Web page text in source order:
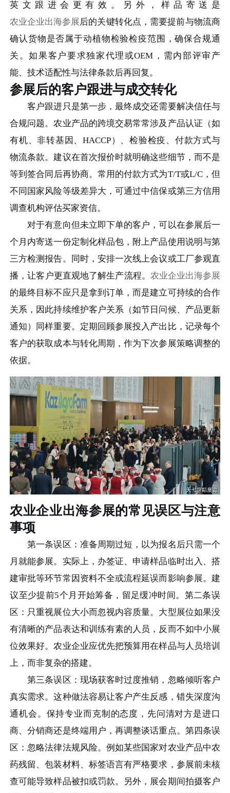
英文跟进会更有效。另外，样品寄送是
农业企业出海参展后的关键转化点，需要提前与物流商
确认货物是否属于动植物检验检疫范围，确保合规通
关。如果客户要求独家代理或OEM，需内部评审产
能、技术适配性与法律条款后再回复。
参展后的客户跟进与成交转化
客户跟进只是第一步，最终成交还需要解决信任与
合规问题。农业产品的跨境交易常常涉及产品认证（如
有机、非转基因、HACCP）、检验检疫、付款方式与
物流条款。建议在首次报价时就明确这些细节，而不是
等到签合同后再协商。常用的付款方式为T/T或L/C，但
不同国家风险等级差异大，可通过中信保或第三方信用
调查机构评估买家资信。
对于有意向但未立即下单的客户，可以在参展后一
个月内寄送一份定制化样品包，附上产品使用说明与第
三方检测报告。同时，安排一次线上会议或工厂参观直
播，让客户更直观地了解生产流程。 农业企业出海参展
的最终目标不应只是拿到订单，而是建立可持续的合作
关系，因此持续维护客户关系（如节日问候、产品更新
通知）同样重要。定期回顾参展投入产出比，记录每个
客户的获取成本与转化周期，作为下次参展策略调整的
依据。
农业企业出海参展的常见误区与注意
事项
第一条误区：准备周期过短，以为报名后只需一个
月就能参展。实际上，办签证、申请样品临时出入、搭
建审批等环节常因资料不全或流程延误而影响参展。建
议至少提前5个月开始筹备，留足缓冲时间。第二条误
区：只重视展位大小而忽视内容质量。大型展位如果没
有清晰的产品表达和训练有素的人员，反而不如中小展
位效果好。农业企业应优先把预算用在样品与人员培训
上，而非复杂的搭建。
第三条误区：现场获客时过度推销，忽略倾听客户
真实需求。这种做法容易让客户产生反感，错失深度沟
通机会。保持专业而克制的态度，先问清对方是进口
商、分销商还是终端用户，再调整谈话重点。第四条误
区：忽略法律法规风险。例如某些国家对农业产品中农
药残留、包装材料、标签语言有严格要求，参展前未核
查可能导致样品被扣或罚款。另外，展会期间拍摄客户